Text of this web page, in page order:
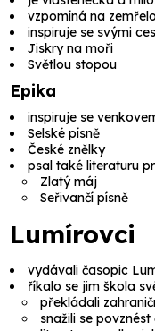
vzpomíná na
inspiruje se svými
Jiskry na moři
Světlou stopou
Epika
inspiruje se
Selské písně
České znělky
psal také literaturu
Zlatý máj
Seřivančí písně
Lumírovci
vydávali časopic
říkalo se jimškola
překládali
snažili se